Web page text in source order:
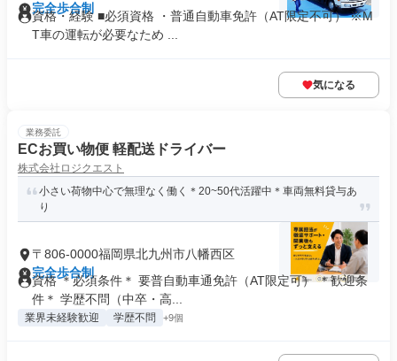
完全歩合制
資格・経験 ■必須資格 ・普通自動車免許（AT限定不可） ※M
T車の運転が必要なため ...
気になる
業務委託
ECお買い物便 軽配送ドライバー
株式会社ロジクエスト
小さい荷物中心で無理なく働く＊20~50代活躍中＊車両無料貸与あ
り
〒806-0000福岡県北九州市八幡西区
完全歩合制
資格 ＊必須条件＊ 要普自動車通免許（AT限定可） ＊歓迎条
件＊ 学歴不問（中卒・高...
業界未経験歓迎 学歴不問 +9個